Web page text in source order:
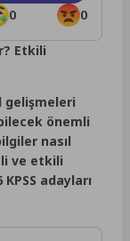
0 0
Etkili
gelişmeleri
önemli
nasıl
ve etkili
adayları